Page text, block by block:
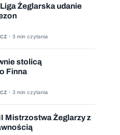
Żeglarska udanie
· 3 min czytania
stolicą
Finna
· 3 min czytania
Mistrzostwa Żeglarzy z